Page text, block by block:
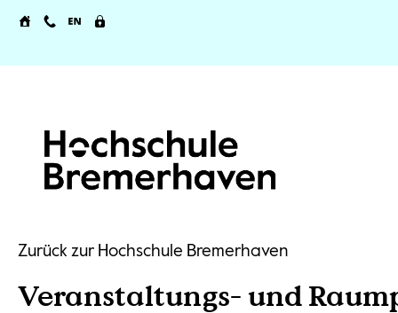
Zurück zur Hochschule Bremerhaven
Veranstaltungs- und